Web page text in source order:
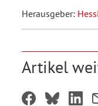
Herausgeber:
Artikel